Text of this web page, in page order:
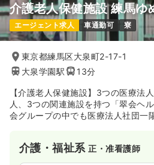
介護老人保健施設 練馬ゆ
エージェント求人 車通勤可 寮
東京都練馬区大泉町2-17-1
大泉学園駅
13分
【介護老人保健施設】3つの医療法
人、3つの関連施設を持つ「翠会ヘ
会グループの中でも医療法人社団一
介護・福祉系正・准看護師